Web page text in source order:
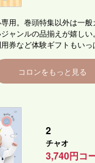
用。巻頭特集以外は一
ャンルの品揃えが嬉し
券など体験ギフトもいっ
コロンをもっと見る
2
チャオ
3,740円コ